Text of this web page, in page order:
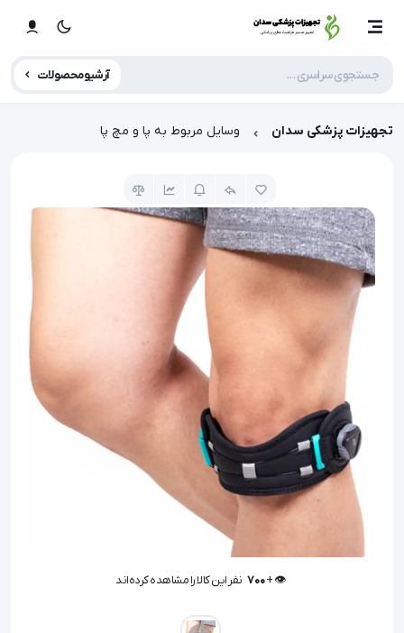
آرشیو محصولات
تجهیزات پزشکی سدان وسایل مربوط به پا و مچ پا
👁️ +
700 نفر این کالا را مشاهده کرده‌اند